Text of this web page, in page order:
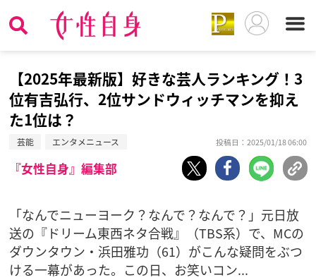
【2025年最新版】好きな芸人ランキング！3
位有吉弘行、2位サンドウィッチマンを抑え
た1位は？
芸能 エンタメニュース 投稿日：2025/01/18 06:00
『女性自身』編集部
「なんでニューヨーク？なんで？なんで？」元日放
送の『ドリーム東西ネタ合戦』（TBS系）で、MCの
ダウンタウン・浜田雅功（61）がこんな疑問をぶつ
ける一幕があった。この日、お笑いコン...